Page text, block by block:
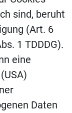
sind, beruht
(Art. 6
1 TDDDG).
eine
Daten